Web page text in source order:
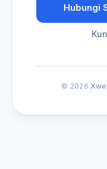
Hubungi
© 2026